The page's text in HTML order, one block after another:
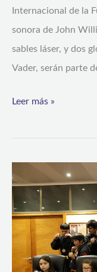
Internacional de la
sonora de John
sables láser, y dos
Vader, serán parte
Leer más »
Karate
de
Vicuña
destaca
en